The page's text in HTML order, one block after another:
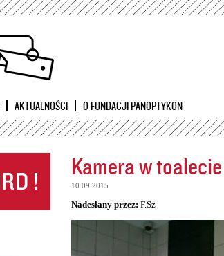
AKTUALNOŚCI O FUNDACJI PANOPTYKON
Kamera w toalecie
10.09.2015
Nadesłany przez: F.Sz